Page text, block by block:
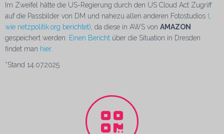
Im Zweifel hätte die US-Regierung durch den US Cloud Act Zugriff
auf die Passbilder von DM und nahezu allen anderen Fotostudios (,
wie netzpolitik.org berichtet) , da diese in AWS von AMAZON
gespeichert werden.
Einen Bericht über die Situation in Dresden
findet man hier.
*Stand 14.07.2025